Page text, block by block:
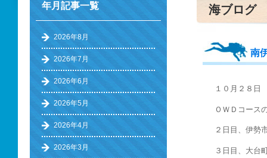
海ブログ
南
１０月２８日
ＯＷＤコース
２日目、伊勢
３日目、大台
年月記事一覧
2026年8月
2026年7月
2026年6月
2026年5月
2026年4月
2026年3月